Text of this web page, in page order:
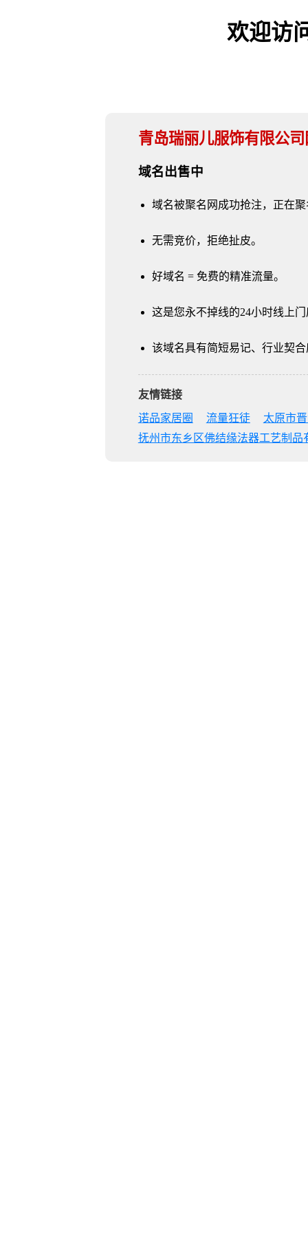
欢迎访
青岛瑞丽儿服饰有限公
域名出售中
域名被聚名网成功抢注，正在
无需竞价，拒绝扯皮。
好域名 = 免费的精准流量。
这是您永不掉线的24小时线上
该域名具有简短易记、行业契
友情链接
诺品家居圈
流量狂徒
太原市
抚州市东乡区佛结缘法器工艺制品